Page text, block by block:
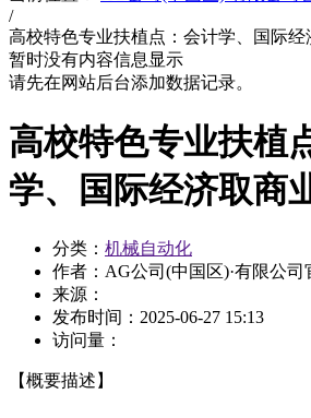
/
高校特色专业扶植点：会计学、国际经
暂时没有内容信息显示
请先在网站后台添加数据记录。
高校特色专业扶植
学、国际经济取商
分类： 机械自动化
作者：AG公司(中国区)·有限公司
来源：
发布时间： 2025-06-27 15:13
访问量：
【概要描述】